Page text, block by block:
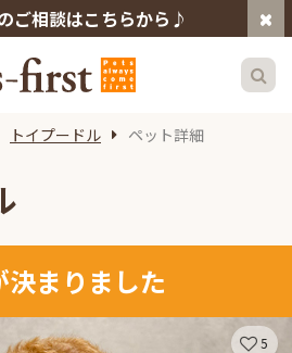
ご相談はこちらから♪
トイプードル ペット詳細
決まりました
5